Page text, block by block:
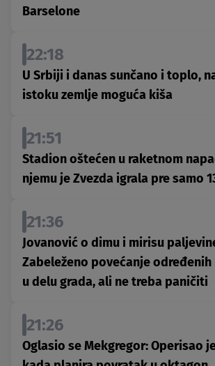
Barselone
22:18
U Srbiji i danas sunčano i toplo,
istoku zemlje moguća kiša
21:51
Stadion oštećen u raketnom
njemu je Zvezda igrala pre samo
21:36
Jovanović o dimu i mirisu
Zabeleženo povećanje određenih
u delu grada, ali ne treba paničiti
21:26
Oglasio se Mekgregor: Operisao